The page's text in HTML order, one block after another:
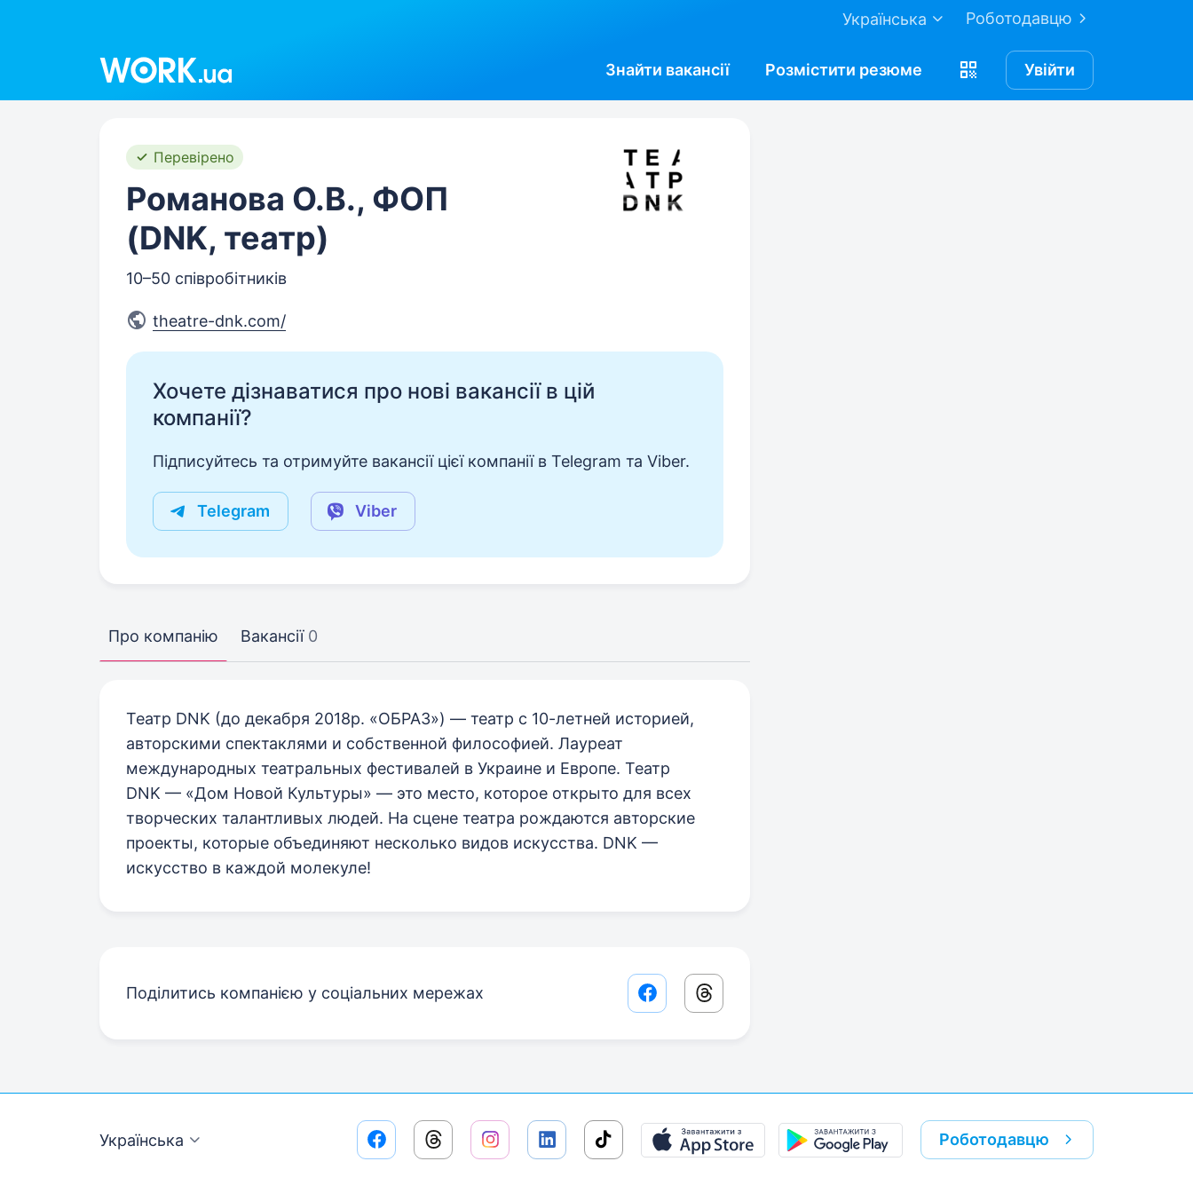
Роботодавцю
Українська
Знайти вакансії Розмістити резюме Увійти
Перевірено
Романова О.В., ФОП
(DNK, театр)
10–50 співробітників
theatre-dnk.com/
Хочете дізнаватися про нові вакансії в цій
компанії?
Підписуйтесь та отримуйте вакансії цієї компанії в Telegram та Viber.
Telegram Viber
Про компанію Вакансії 0
Театр DNK (до декабря 2018р. «ОБРАЗ») — театр с 10-летней историей,
авторскими спектаклями и собственной философией. Лауреат
международных театральных фестивалей в Украине и Европе. Театр
DNK — «Дом Новой Культуры» — это место, которое открыто для всех
творческих талантливых людей. На сцене театра рождаются авторские
проекты, которые объединяют несколько видов искусства. DNK —
искусство в каждой молекуле!
Поділитись компанією у соціальних мережах Facebook share link
Threads share link
Українська Роботодавцю